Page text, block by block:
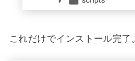
これだけでインストール完了。